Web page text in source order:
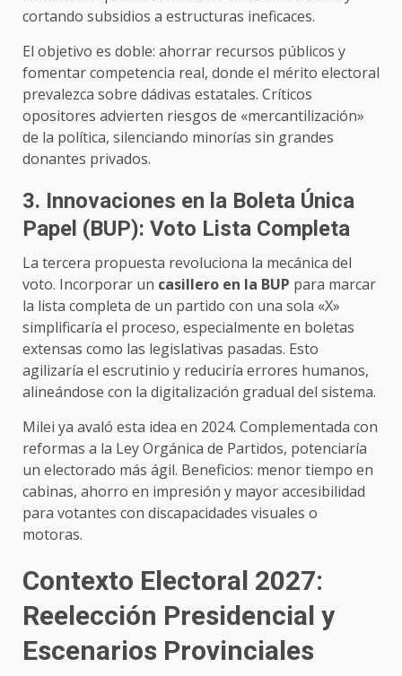
cortando subsidios a estructuras ineficaces.
El objetivo es doble: ahorrar recursos públicos y
fomentar competencia real, donde el mérito electoral
prevalezca sobre dádivas estatales. Críticos
opositores advierten riesgos de «mercantilización»
de la política, silenciando minorías sin grandes
donantes privados.
3. Innovaciones en la Boleta Única
Papel (BUP): Voto Lista Completa
La tercera propuesta revoluciona la mecánica del
voto. Incorporar un casillero en la BUP para marcar
la lista completa de un partido con una sola «X»
simplificaría el proceso, especialmente en boletas
extensas como las legislativas pasadas. Esto
agilizaría el escrutinio y reduciría errores humanos,
alineándose con la digitalización gradual del sistema.
Milei ya avaló esta idea en 2024. Complementada con
reformas a la Ley Orgánica de Partidos, potenciaría
un electorado más ágil. Beneficios: menor tiempo en
cabinas, ahorro en impresión y mayor accesibilidad
para votantes con discapacidades visuales o
motoras.
Contexto Electoral 2027:
Reelección Presidencial y
Escenarios Provinciales